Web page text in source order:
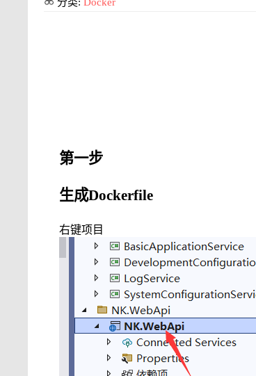
第一步
生成Dockerfile
右键项目